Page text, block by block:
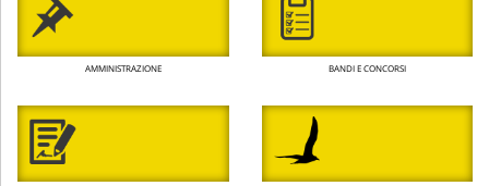
AMMINISTRAZIONE BANDI E CONCORSI